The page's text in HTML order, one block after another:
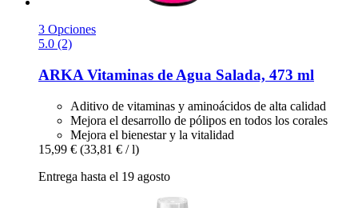
3 Opciones
5.0 (2)
ARKA Vitaminas de Agua Salada, 473 ml
Aditivo de vitaminas y aminoácidos de alta calidad
Mejora el desarrollo de pólipos en todos los corales
Mejora el bienestar y la vitalidad
15,99 € (33,81 € / l)
Entrega hasta el 19 agosto